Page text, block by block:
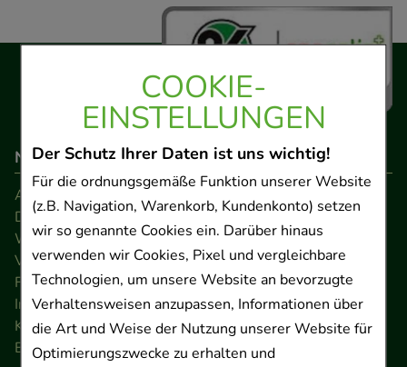
COOKIE-
EINSTELLUNGEN
Der Schutz Ihrer Daten ist uns wichtig!
Für die ordnungsgemäße Funktion unserer Website
(z.B. Navigation, Warenkorb, Kundenkonto) setzen
wir so genannte Cookies ein. Darüber hinaus
verwenden wir Cookies, Pixel und vergleichbare
Technologien, um unsere Website an bevorzugte
Verhaltensweisen anzupassen, Informationen über
die Art und Weise der Nutzung unserer Website für
Optimierungszwecke zu erhalten und
Navigation
AGB
Datenschutz
Widerrufsrecht
Versandkosten
FAQ
Impressum
Kontakt
Barrierefreiheitserklärung